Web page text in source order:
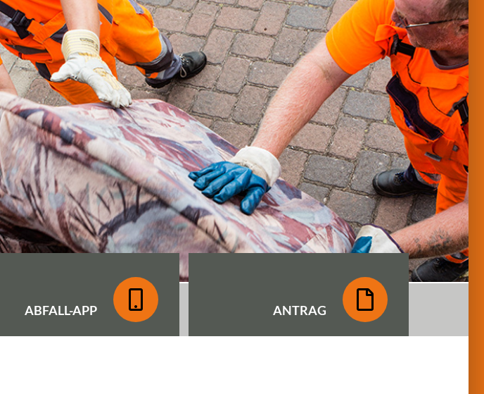
ABFALL-APP ANTRAG